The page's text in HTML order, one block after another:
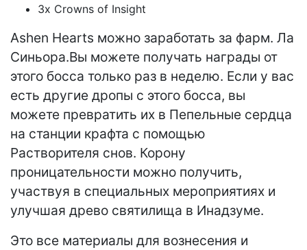
3x Crowns of Insight
Ashen Hearts можно заработать за фарм. Ла
Синьора.Вы можете получать награды от
этого босса только раз в неделю. Если у вас
есть другие дропы с этого босса, вы
можете превратить их в Пепельные сердца
на станции крафта с помощью
Растворителя снов. Корону
проницательности можно получить,
участвуя в специальных мероприятиях и
улучшая древо святилища в Инадзуме.
Это все материалы для вознесения и